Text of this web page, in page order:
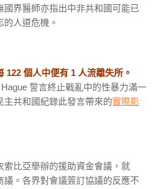
國界醫師亦指出中非共和國可能已
的人道危機。
122 個人中便有 1 人流離失所。
誓言終止戰亂中的性暴力滿一
主共和國紀錄此發言帶來的實際影
索比亞舉辦的援助資金會議，就
議。各界對會議簽訂協議的反應不